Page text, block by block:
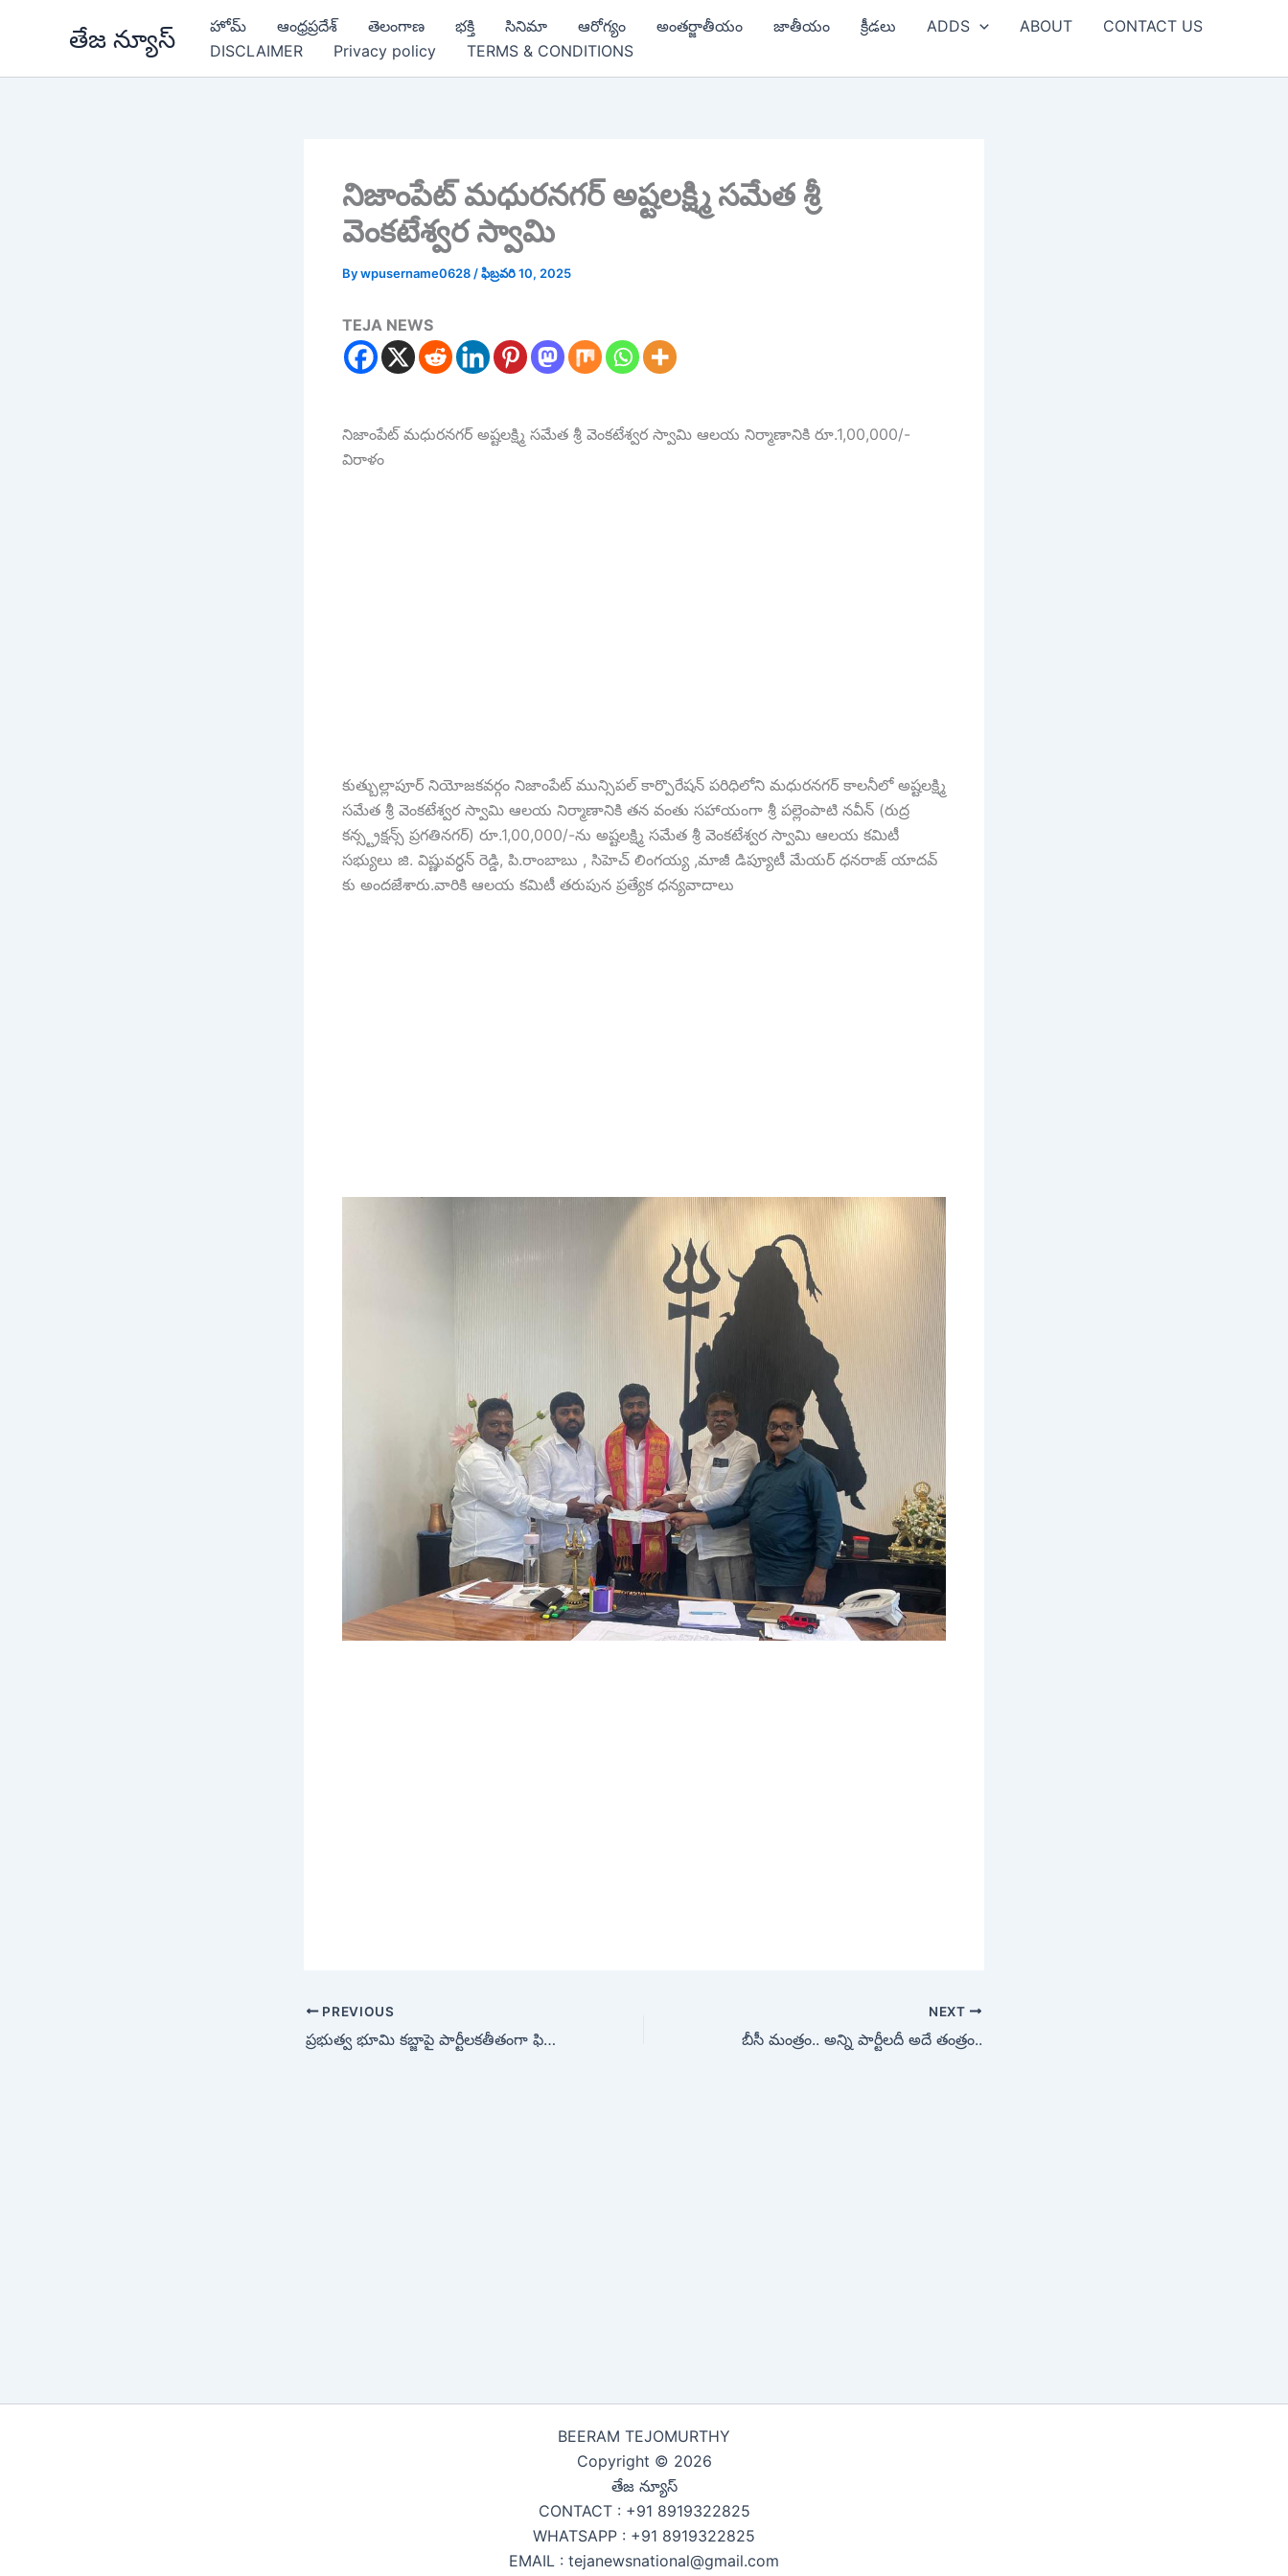
తేజ న్యూస్ హోమ్ ఆంధ్రప్రదేశ్ తెలంగాణ భక్తి సినిమా ఆరోగ్యం అంతర్జాతీయం జాతీయం క్రీడలు ADDS ABOUT
CONTACT US
DISCLAIMER
Privacy policy TERMS & CONDITIONS
నిజాంపేట్ మధురనగర్ అష్టలక్ష్మి సమేత శ్రీ
వెంకటేశ్వర స్వామి
Bywpusername0628 /ఫిబ్రవరి 10, 2025
TEJA NEWS
నిజాంపేట్ మధురనగర్ అష్టలక్ష్మి సమేత శ్రీ వెంకటేశ్వర స్వామి ఆలయ నిర్మాణానికి రూ.1,00,000/-
విరాళం
కుత్బుల్లాపూర్ నియోజకవర్గం నిజాంపేట్ మున్సిపల్ కార్పొరేషన్ పరిధిలోని మధురనగర్ కాలనీలో అష్టలక్ష్మి
సమేత శ్రీ వెంకటేశ్వర స్వామి ఆలయ నిర్మాణానికి తన వంతు సహాయంగా శ్రీ పల్లెంపాటి నవీన్ (రుద్ర
కన్స్ట్రక్షన్స్ ప్రగతినగర్) రూ.1,00,000/-ను అష్టలక్ష్మి సమేత శ్రీ వెంకటేశ్వర స్వామి ఆలయ కమిటీ
సభ్యులు జి. విష్ణువర్ధన్ రెడ్డి, పి.రాంబాబు , సిహెచ్ లింగయ్య ,మాజీ డిప్యూటీ మేయర్ ధనరాజ్ యాదవ్
కు అందజేశారు.వారికి ఆలయ కమిటీ తరుపున ప్రత్యేక ధన్యవాదాలు
PREVIOUS
ప్రభుత్వ భూమి కబ్జాపై పార్టీలకతీతంగా ఫిర్యాదు..
NEXT
బీసీ మంత్రం.. అన్ని పార్టీలదీ అదే తంత్రం..
BEERAM TEJOMURTHY
Copyright © 2026
తేజ న్యూస్
CONTACT : +91 8919322825
WHATSAPP : +91 8919322825
EMAIL : tejanewsnational@gmail.com